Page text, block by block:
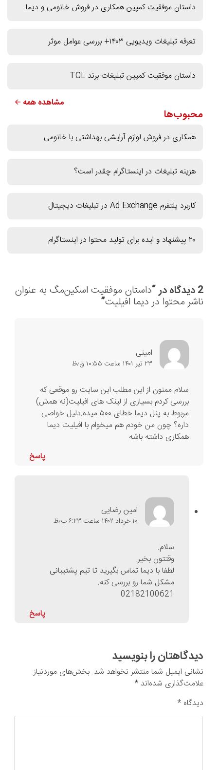
داستان موفقیت کمپین همکاری در فروش خانومی و دیما
تعرفه تبلیغات ویدیویی ۱۴۰۳+ بررسی عوامل موثر
داستان موفقیت کمپین تبلیغات برند TCL
مشاهده همه 🡨
محبوب‌ها
همکاری در فروش لوازم آرایشی بهداشتی با خانومی
هزینه تبلیغات در اینستاگرام چقدر است؟
کاربرد پلتفرم Ad Exchange در تبلیغات دیجیتال
۲۰ پیشنهاد و ایده برای تولید محتوا در اینستاگرام
2 دیدگاه در “ داستان موفقیت اسکین‌مگ به عنوان
ناشر محتوا در دیما افیلیت”
امینی
۲۳ تیر ۱۴۰۱ ساعت ۱۰:۵۵ ق٫ظ
سلام ممنون از این مطلب.این سایت رو موقعی که
بررسی کردم بسیاری از لینک های افیلیت(نه همش)
مربوط به پنل دیما خطای ۵۰۰ میده.دلیل خواصی
داره؟ چون من خودم هم میخوام با افیلیت دیما
همکاری داشته باشه
پاسخ
امین رضایی
۱۰ خرداد ۱۴۰۲ ساعت ۶:۲۳ ب٫ظ
سلام.
وقتتون بخیر.
لطفا با دیما تماس بگیرید تا تیم پشتیبانی
مشکل شما رو بررسی کنه.
02182100621
پاسخ
دیدگاهتان را بنویسید
نشانی ایمیل شما منتشر نخواهد شد. بخش‌های موردنیاز
علامت‌گذاری شده‌اند *
دیدگاه *